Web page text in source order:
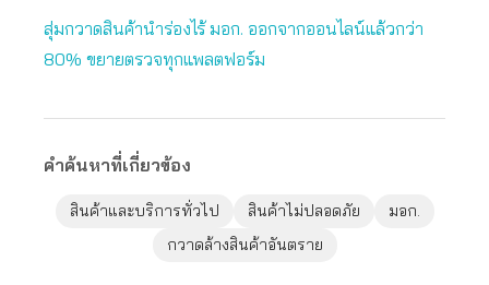
สุ่มกวาดสินค้านำร่องไร้ มอก. ออกจากออนไลน์แล้วกว่า
80% ขยายตรวจทุกแพลตฟอร์ม
คำค้นหาที่เกี่ยวข้อง
สินค้าและบริการทั่วไป สินค้าไม่ปลอดภัย
มอก.
กวาดล้างสินค้าอันตราย